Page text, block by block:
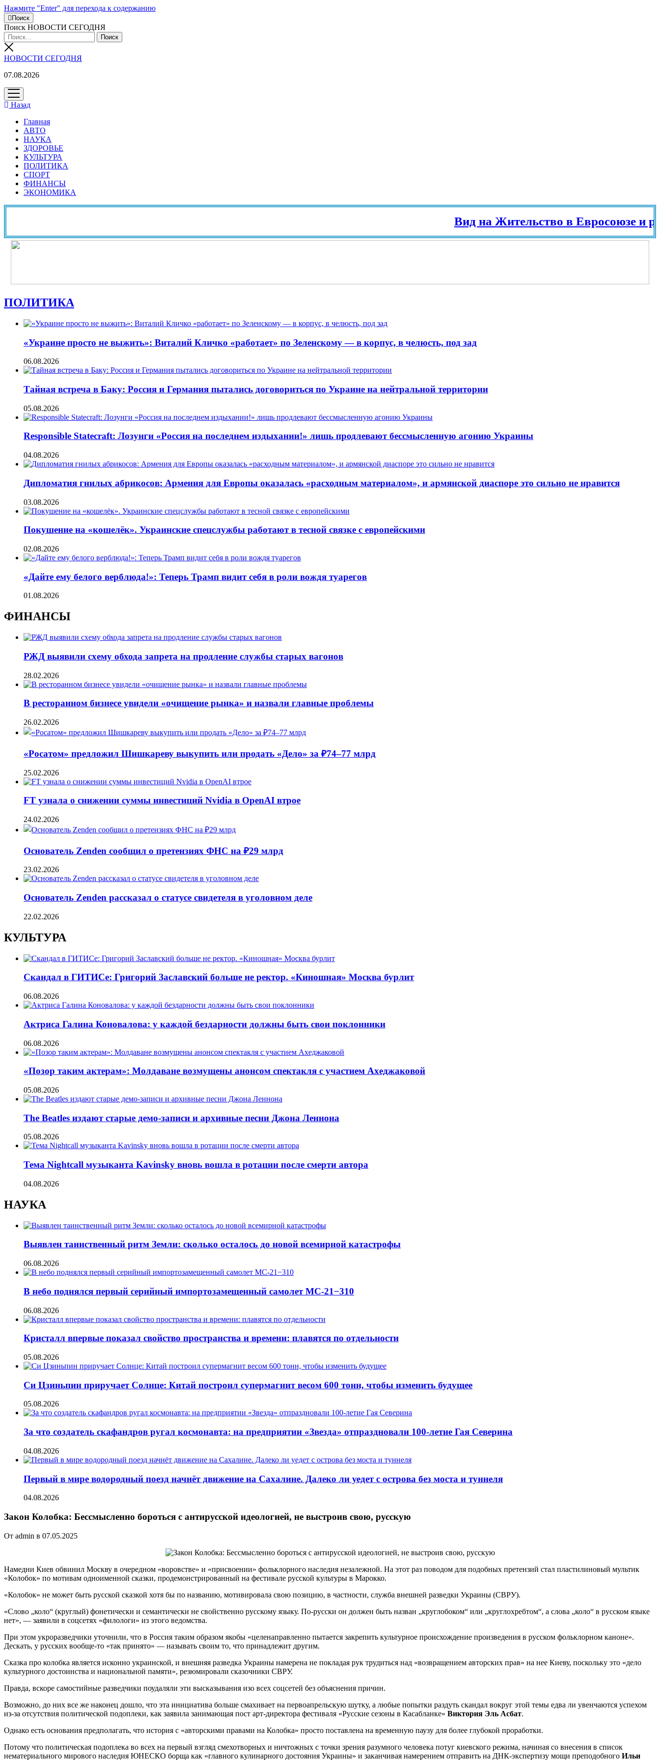
Нажмите "Enter" для перехода к содержанию
Поиск
Поиск НОВОСТИ СЕГОДНЯ
НОВОСТИ СЕГОДНЯ
07.08.2026
открыть
меню
Назад
Главная
АВТО
НАУКА
ЗДОРОВЬЕ
КУЛЬТУРА
ПОЛИТИКА
СПОРТ
ФИНАНСЫ
ЭКОНОМИКА
Вид на Жительство в Евросоюзе и
ПОЛИТИКА
«Украине просто не выжить»: Виталий Кличко «работает» по Зеленскому — в корпус, в челюсть, под зад
06.08.2026
Тайная встреча в Баку: Россия и Германия пытались договориться по Украине на нейтральной территории
05.08.2026
Responsible Statecraft: Лозунги «Россия на последнем издыхании!» лишь продлевают бессмысленную агонию Украины
04.08.2026
Дипломатия гнилых абрикосов: Армения для Европы оказалась «расходным материалом», и армянской диаспоре это сильно не нравится
03.08.2026
Покушение на «кошелёк». Украинские спецслужбы работают в тесной связке с европейскими
02.08.2026
«Дайте ему белого верблюда!»: Теперь Трамп видит себя в роли вождя туарегов
01.08.2026
ФИНАНСЫ
РЖД выявили схему обхода запрета на продление службы старых вагонов
28.02.2026
В ресторанном бизнесе увидели «очищение рынка» и назвали главные проблемы
26.02.2026
«Росатом» предложил Шишкареву выкупить или продать «Дело» за ₽74–77 млрд
25.02.2026
FT узнала о снижении суммы инвестиций Nvidia в OpenAI втрое
24.02.2026
Основатель Zenden сообщил о претензиях ФНС на ₽29 млрд
23.02.2026
Основатель Zenden рассказал о статусе свидетеля в уголовном деле
22.02.2026
КУЛЬТУРА
Скандал в ГИТИСе: Григорий Заславский больше не ректор. «Киношная» Москва бурлит
06.08.2026
Актриса Галина Коновалова: у каждой бездарности должны быть свои поклонники
06.08.2026
«Позор таким актерам»: Молдаване возмущены анонсом спектакля с участием Ахеджаковой
05.08.2026
The Beatles издают старые демо-записи и архивные песни Джона Леннона
05.08.2026
Тема Nightcall музыканта Kavinsky вновь вошла в ротации после смерти автора
04.08.2026
НАУКА
Выявлен таинственный ритм Земли: сколько осталось до новой всемирной катастрофы
06.08.2026
В небо поднялся первый серийный импортозамещенный самолет МС-21−310
06.08.2026
Кристалл впервые показал свойство пространства и времени: плавятся по отдельности
05.08.2026
Си Цзиньпин приручает Солнце: Китай построил супермагнит весом 600 тонн, чтобы изменить будущее
05.08.2026
За что создатель скафандров ругал космонавта: на предприятии «Звезда» отпраздновали 100-летие Гая Северина
04.08.2026
Первый в мире водородный поезд начнёт движение на Сахалине. Далеко ли уедет с острова без моста и туннеля
04.08.2026
Закон Колобка: Бессмысленно бороться с антирусской идеологией, не выстроив свою, русскую
От admin в 07.05.2025
Намедни Киев обвинил Москву в очередном «воровстве» и «присвоении» фольклорного наследия незалежной. На этот раз поводом для подобных претензий стал пластилиновый мультик
«Колобок» по мотивам одноименной сказки, продемонстрированный на фестивале русской культуры в Марокко.
«Колобок» не может быть русской сказкой хотя бы по названию, мотивировала свою позицию, в частности, служба внешней разведки Украины (СВРУ).
«Слово „коло“ (круглый) фонетически и семантически не свойственно русскому языку. По-русски он должен быть назван „круглобоком“ или „круглохребтом“, а слова „коло“ в русском языке
нет», — заявили в соцсетях «филологи» из этого ведомства.
При этом укроразведчики уточнили, что в Россия таким образом якобы «целенаправленно пытается закрепить культурное происхождение произведения в русском фольклорном каноне».
Дескать, у русских вообще-то «так принято» — называть своим то, что принадлежит другим.
Сказка про колобка является исконно украинской, и внешняя разведка Украины намерена не покладая рук трудиться над «возвращением авторских прав» на нее Киеву, поскольку это «дело
культурного достоинства и национальной памяти», резюмировали сказочники СВРУ.
Правда, вскоре самостийные разведчики поудаляли эти высказывания изо всех соцсетей без объяснения причин.
Возможно, до них все же наконец дошло, что эта инициатива больше смахивает на первоапрельскую шутку, а любые попытки раздуть скандал вокруг этой темы едва ли увенчаются успехом
из-за отсутствия политической подоплеки, как заявила занимающая пост арт-директора фестиваля «Русские сезоны в Касабланке» Виктория Эль Асбат.
Однако есть основания предполагать, что история с «авторскими правами на Колобка» просто поставлена на временную паузу для более глубокой проработки.
Потому что политическая подоплека во всех на первый взгляд смехотворных и ничтожных с точки зрения разумного человека потуг киевского режима, начиная со внесения в список
нематериального мирового наследия ЮНЕСКО борща как «главного кулинарного достояния Украины» и заканчивая намерением отправить на ДНК-экспертизу мощи преподобного Ильи